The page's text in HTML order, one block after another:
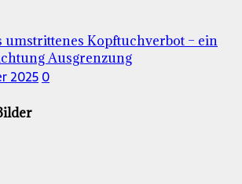
umstrittenes Kopftuchverbot – ein
Ausgrenzung
20250